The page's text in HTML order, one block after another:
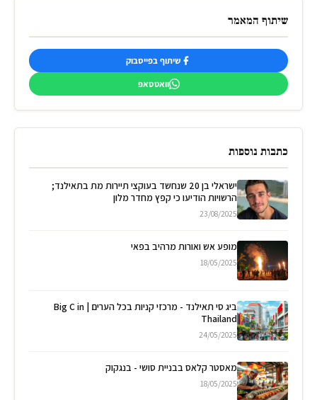
שיתוף המאמר
שיתוף בפייסבוק
וואטסאפ
כתבות נוספות
ישראלי בן 20 שנחשד בעוקצי תיירות מת בתאילנד;
הרשויות הודיעו כי קפץ מחדר מלון
23/08/2025
מופע אש ואורות מרהיב בפאי
18/05/2025
ביג סי תאילנד - מרכזי קניות בכל הערים | Big C in
Thailand
24/05/2025
מאסטר קלאס בבניית סושי - בנגקוק
18/05/2025